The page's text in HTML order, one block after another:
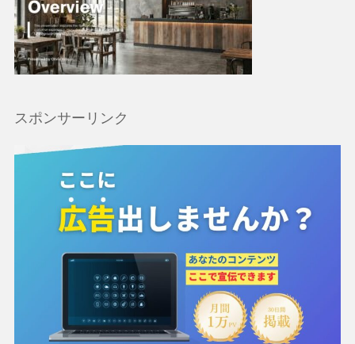
スポンサーリンク